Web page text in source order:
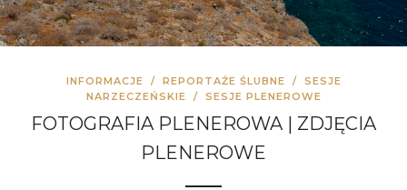
INFORMACJE / REPORTAŻE ŚLUBNE / SESJE
NARZECZEŃSKIE / SESJE PLENEROWE
FOTOGRAFIA PLENEROWA | ZDJĘCIA
PLENEROWE